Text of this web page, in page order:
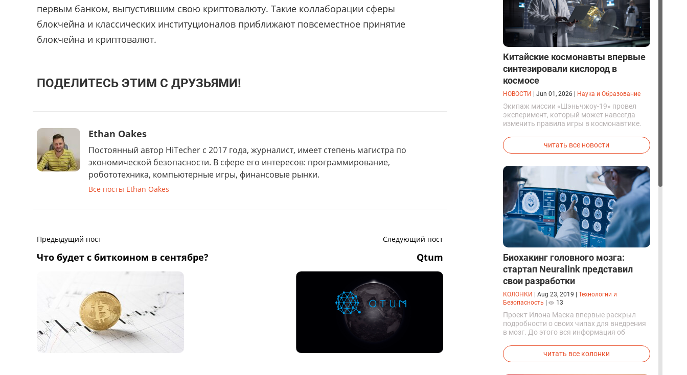
первым банком, выпустившим свою криптовалюту. Такие коллаборации сферы
блокчейна и классических институционалов приближают повсеместное принятие
блокчейна и криптовалют.
ПОДЕЛИТЕСЬ ЭТИМ С ДРУЗЬЯМИ!
Ethan Oakes
Постоянный автор HiTecher с 2017 года, журналист, имеет степень магистра по
экономической безопасности. В сфере его интересов: программирование,
робототехника, компьютерные игры, финансовые рынки.
Все посты Ethan Oakes
Предыдущий пост
Что будет с биткоином в сентябре?
Следующий пост
Qtum
Китайские космонавты впервые
синтезировали кислород в
космосе
НОВОСТИ Jun 01, 2026 Наука и Образование
Экипаж миссии «Шэньчжоу-19» провел
эксперимент, который может навсегда
изменить правила игры в космонавтике.
успешно синтезировали кислород и
компоненты ракетного топлива с
прямо на орбите.
читать все новости
Биохакинг головного мозга:
стартап Neuralink представил
свои разработки
КОЛОНКИ Aug 23, 2019
Технологии и
Безопасность
13
Проект Илона Маска впервые раскрыл
подробности о своих чипах для внедрения
в мозг. До этого вся информация об
читать все колонки